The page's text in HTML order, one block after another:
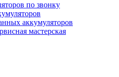
по звонку
аккумуляторов
мастерская